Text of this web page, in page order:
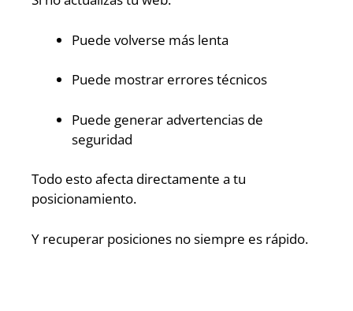
Puede volverse más lenta
Puede mostrar errores técnicos
Puede generar advertencias de
seguridad
Todo esto afecta directamente a tu
posicionamiento.
Y recuperar posiciones no siempre es rápido.